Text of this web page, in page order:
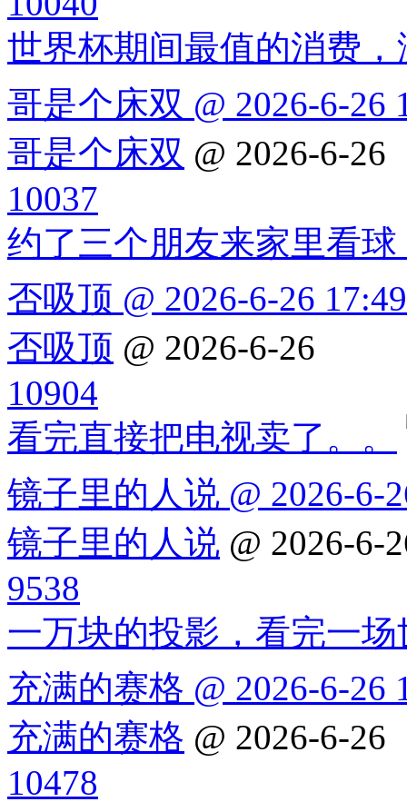
世界杯期间最值的消费
哥是个床双 @ 2026-6-26
哥是个床双 @ 2026-6-26
10037
约了三个朋友来家里看
否吸顶 @ 2026-6-26 17:49
否吸顶 @ 2026-6-26
10904
看完直接把电视卖了。。
镜子里的人说 @ 2026-6-
镜子里的人说 @ 2026-6-
9538
一万块的投影，看完一
充满的赛格 @ 2026-6-26
充满的赛格 @ 2026-6-26
10478